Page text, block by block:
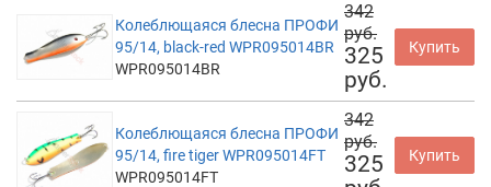
Колеблющаяся блесна ПРОФИ
95/14, black-red WPR095014BR
WPR095014BR
342
руб.
325
руб.
Купить
Колеблющаяся блесна ПРОФИ
95/14, fire tiger WPR095014FT
WPR095014FT
342
руб.
325
Купить